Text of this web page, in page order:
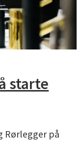
starte
Rørlegger på